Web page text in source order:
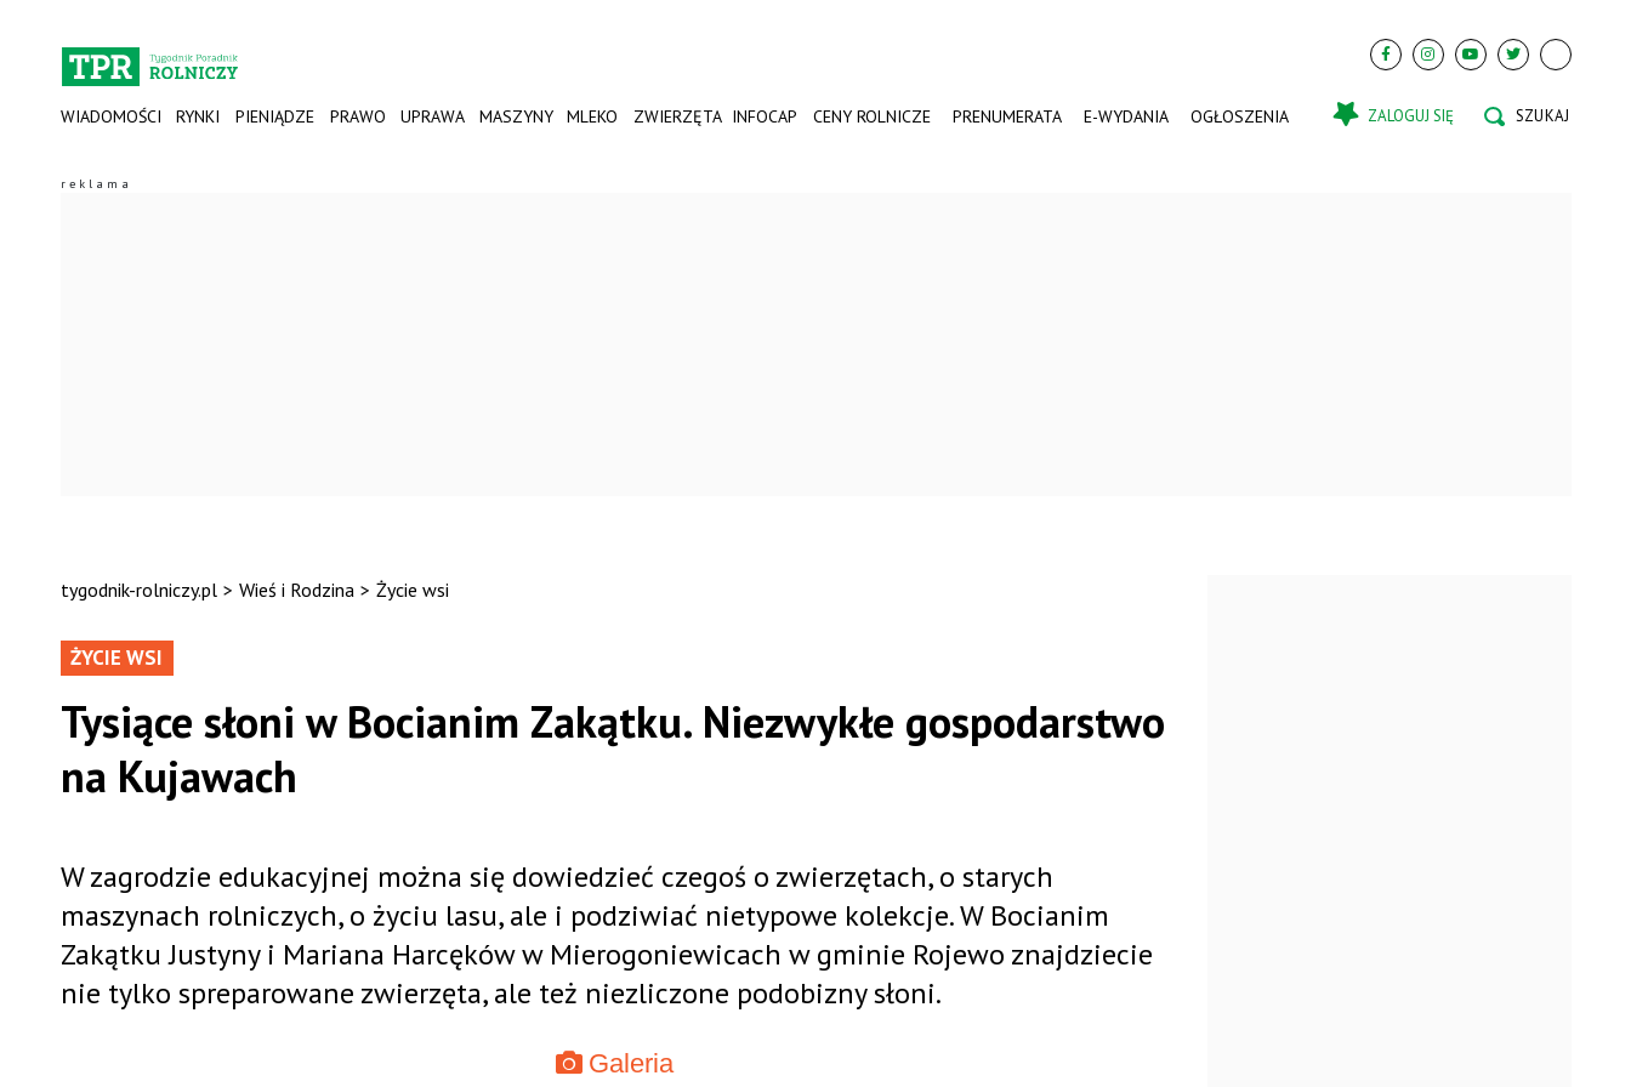
WIADOMOŚCI RYNKI PIENIĄDZE PRAWO UPRAWA MASZYNY MLEKO ZWIERZĘTA INFOCAP CENY ROLNICZE PRENUMERATA E-WYDANIA OGŁOSZENIA ZALOGUJ SIĘ
tygodnik-rolniczy.pl > Wieś i Rodzina > Życie wsi
ŻYCIE WSI
Tysiące słoni w Bocianim Zakątku. Niezwykłe gospodarstwo
na Kujawach
W zagrodzie edukacyjnej można się dowiedzieć czegoś o zwierzętach, o starych
maszynach rolniczych, o życiu lasu, ale i podziwiać nietypowe kolekcje. W Bocianim
Zakątku Justyny i Mariana Harcęków w Mierogoniewicach w gminie Rojewo znajdziecie
nie tylko spreparowane zwierzęta, ale też niezliczone podobizny słoni.
Galeria